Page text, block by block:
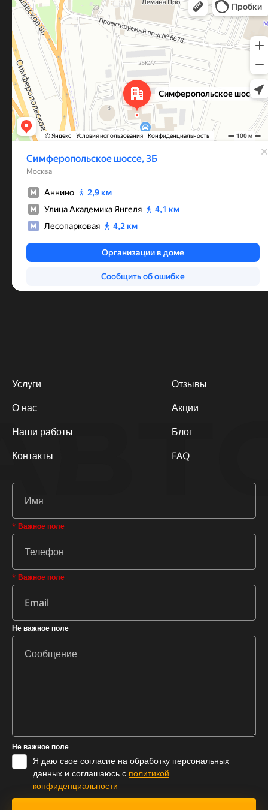
Услуги
О нас
Наши работы
Контакты
Отзывы
Акции
Блог
FAQ
* Важное поле
* Важное поле
Не важное поле
Не важное поле
Я даю свое согласие на обработку персональных
данных и соглашаюсь с политикой
конфиденциальности